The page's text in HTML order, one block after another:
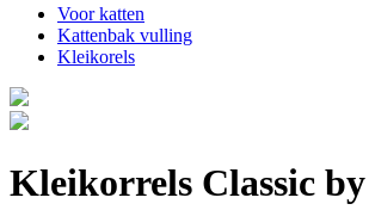
Voor katten
Kattenbak vulling
Kleikorels
Kleikorrels Classic